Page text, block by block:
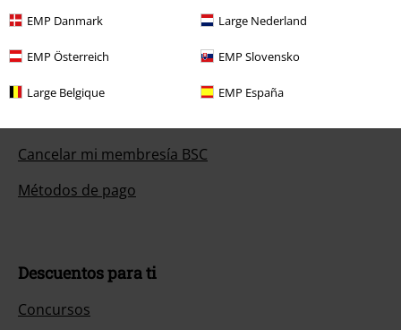
EMP Danmark Large Nederland
EMP Österreich EMP Slovensko
Large Belgique EMP España
Ayuda (FAQ)
Política de Devolución
Devolver un artículo
Cancelar mi membresía BSC
Métodos de pago
Descuentos para ti
Concursos